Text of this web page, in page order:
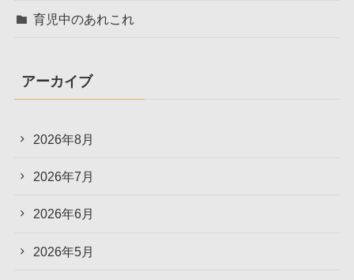
育児中のあれこれ
アーカイブ
2026年8月
2026年7月
2026年6月
2026年5月